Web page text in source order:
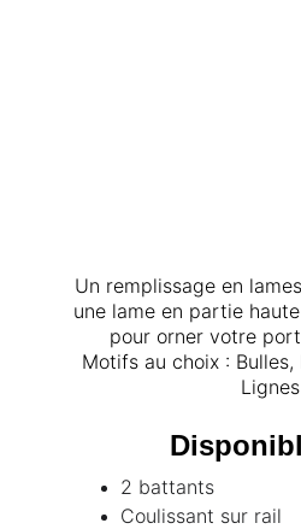
Un remplissage en
une lame en partie
pour orner votre
Motifs au choix : Bulles,
Lignes
2 battants
Coulissant sur rail